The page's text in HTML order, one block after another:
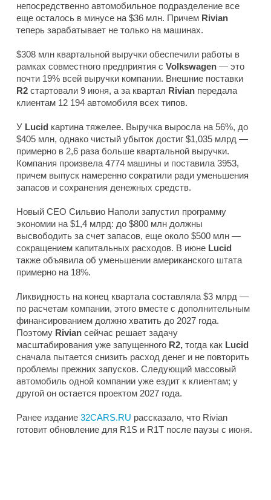
непосредственно автомобильное подразделение все
еще осталось в минусе на $36 млн. Причем Rivian
теперь зарабатывает не только на машинах.
$308 млн квартальной выручки обеспечили работы в
рамках совместного предприятия с Volkswagen — это
почти 19% всей выручки компании. Внешние поставки
R2 стартовали 9 июня, а за квартал Rivian передала
клиентам 12 194 автомобиля всех типов.
У Lucid картина тяжелее. Выручка выросла на 56%, до
$405 млн, однако чистый убыток достиг $1,035 млрд —
примерно в 2,6 раза больше квартальной выручки.
Компания произвела 4774 машины и поставила 3953,
причем выпуск намеренно сократили ради уменьшения
запасов и сохранения денежных средств.
Новый CEO Сильвио Наполи запустил программу
экономии на $1,4 млрд: до $800 млн должны
высвободить за счет запасов, еще около $500 млн —
сокращением капитальных расходов. В июне Lucid
также объявила об уменьшении американского штата
примерно на 18%.
Ликвидность на конец квартала составляла $3 млрд —
по расчетам компании, этого вместе с дополнительным
финансированием должно хватить до 2027 года.
Поэтому Rivian сейчас решает задачу
масштабирования уже запущенного R2, тогда как Lucid
сначала пытается снизить расход денег и не повторить
проблемы прежних запусков. Следующий массовый
автомобиль одной компании уже ездит к клиентам; у
другой он остается проектом 2027 года.
Ранее издание 32CARS.RU рассказало, что Rivian
готовит обновление для R1S и R1T после паузы с июня.